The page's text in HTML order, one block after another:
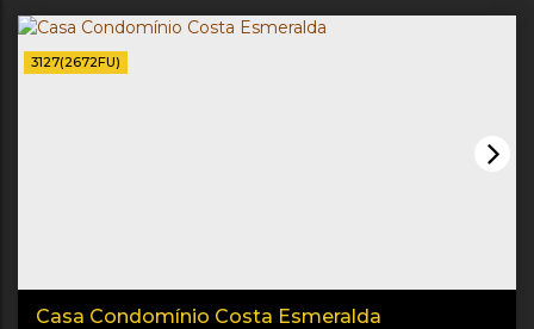
3127(2672FU)
Casa Condomínio Costa Esmeralda